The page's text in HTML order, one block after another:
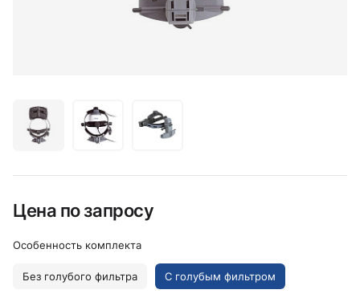
Цена по запросу
Особенность комплекта
Без голубого фильтра С голубым фильтром